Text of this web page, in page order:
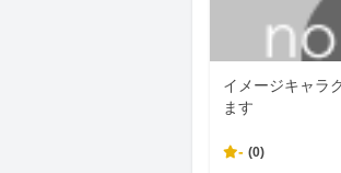
イメージキャラ
ます
- (0)